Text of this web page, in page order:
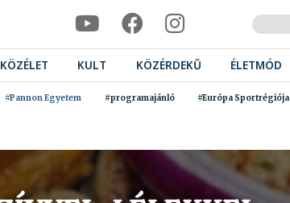
KÖZÉLET KULT KÖZÉRDEKŰ ÉLETMÓD
#Pannon Egyetem #programajánló #Európa Sportrégiója